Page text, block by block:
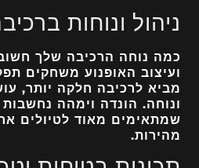
ניהול ונוחות
כמה נוחה הרכיבה שלך
ועיצוב האופנוע משחקים
מביא לרכיבה חלקה יותר,
ונוחה. הונדה וימהה נחשבות
שמתאימים מאוד לטיולים
מהירות.